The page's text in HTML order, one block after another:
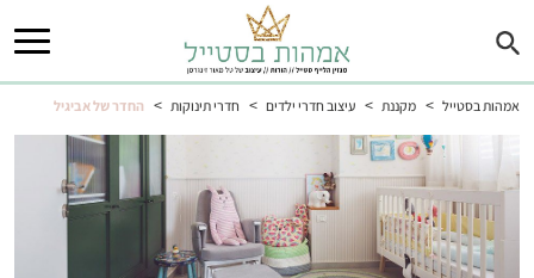
אמהות בסטייל > מקננת > עיצוב חדרי ילדים > חדרי תינוקות > החדר של אביגיל